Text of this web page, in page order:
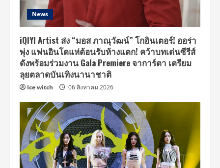
News
iQIYI Artist ส่ง “มอส ภาณุวัฒน์” โกอินเตอร์! ออร่า
พุ่ง แฟนอินโดแห่ต้อนรับห้างแตก! คว้าบทเด่นซีรีส์
ดังพร้อมร่วมงาน Gala Premiere จาการ์ตา เตรียม
ลุยตลาดบันเทิงนานาชาติ
Ice witch 06 สิงหาคม 2026